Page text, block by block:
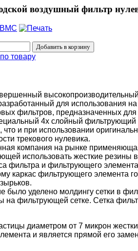
воздушный фильтр
BMC
товару
для использования
фильтров, предназначенных
4х слойный
что и при использовании
трекового нулевика.
компания на рынке
использовать жесткие резины
фильтра и фильтрующего
каркас фильтрующего элемента
было уделено молдингу сетки в
на фильтрующей сетке. Сетка
диаметром от 7 микрон
и является прямой его